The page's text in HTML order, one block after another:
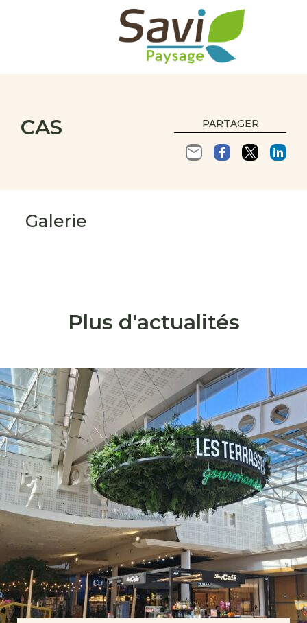
PARTAGER
CAS
Galerie
Plus d'actualités